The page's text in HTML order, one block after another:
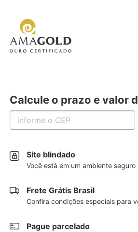
Calcule o prazo e valor
Site blindado
Você está em um ambiente seguro
Frete Grátis Brasil
Confira condições especiais para
Pague parcelado